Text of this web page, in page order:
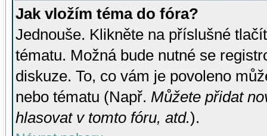
Jak vložím téma do fóra?
Jednouše. Klikněte na příslušné
tématu. Možná bude nutné se
diskuze. To, co vám je povoleno
nebo tématu (Např. Můžete přidat
hlasovat v tomto fóru, atd.).